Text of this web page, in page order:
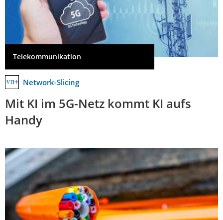
Telekommunikation
Network-Slicing
Mit KI im 5G-Netz kommt KI aufs
Handy